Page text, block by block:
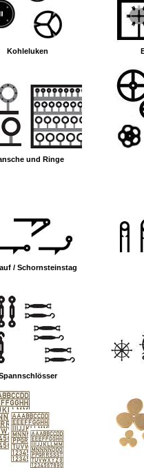
Kohleluken
und Ringe
/ Schornsteinstag